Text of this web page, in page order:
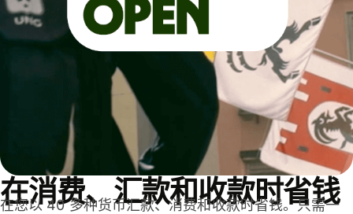
在消费、汇款和收款时省钱
在您以 40 多种货币汇款、消费和收款时省钱。只需一